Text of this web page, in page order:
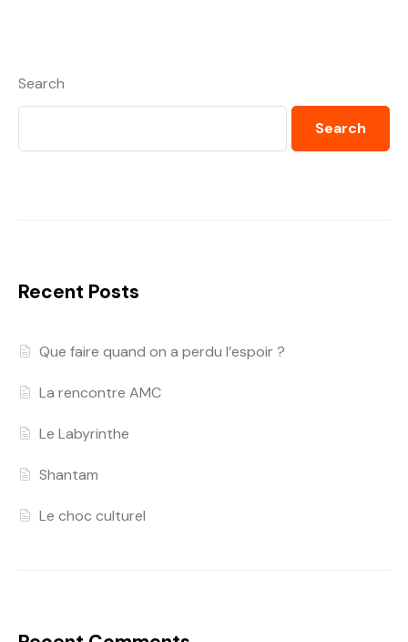
Search
Search
Recent Posts
Que faire quand on a perdu l’espoir ?
La rencontre AMC
Le Labyrinthe
Shantam
Le choc culturel